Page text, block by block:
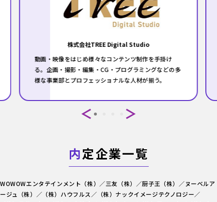
株式会社TREE Digital Studio
動画・映像をはじめ様々なコンテンツ制作を手掛け
る。企画・撮影・編集・CG・プログラミングなどの多
様な事業部とプロフェッショナルな人材が揃う。
内定企業一覧
WOWOWエンタテインメント（株）／三友（株）／厨子王（株）／ヌーベルア
ージュ（株）／（株）ハウフルス／（株）ナックイメージテクノロジー／